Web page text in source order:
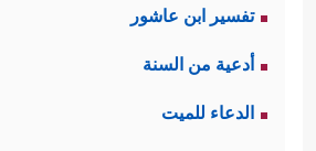
تفسير ابن عاشور
أدعية من السنة
الدعاء للميت